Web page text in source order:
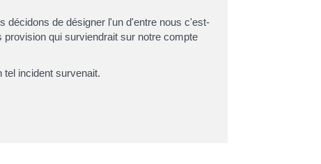
décidons de désigner l'un d'entre nous c'est-
qui surviendrait sur notre compte
incident survenait.